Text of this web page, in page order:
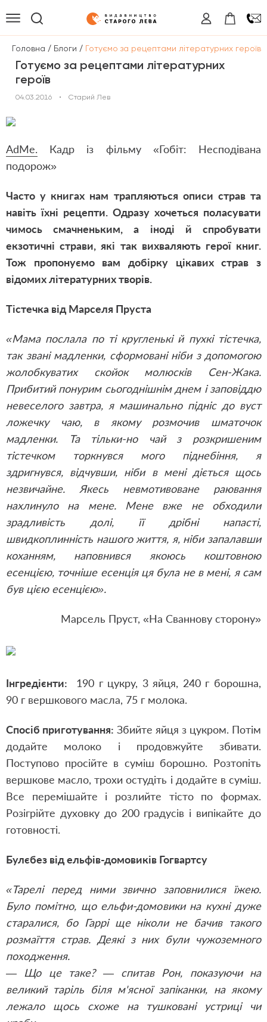
Головна / Блоги / Готуємо за рецептами літературних героїв
Готуємо за рецептами літературних
героїв
04.03.2016 • Старий Лев
AdMe. Кадр із фільму «Гобіт: Несподівана
подорож»
Часто у книгах нам трапляються описи страв та
навіть їхні рецепти. Одразу хочеться поласувати
чимось смачненьким, а іноді й спробувати
екзотичні страви, які так вихваляють герої книг.
Тож пропонуємо вам добірку цікавих страв з
відомих літературних творів.
Тістечка від Марселя Пруста
«Мама послала по ті кругленькі й пухкі тістечка,
так звані мадленки, сформовані ніби з допомогою
жолобкуватих скойок молюсків Сен-Жака.
Прибитий понурим сьогоднішнім днем і заповіддю
невеселого завтра, я машинально підніс до вуст
ложечку чаю, в якому розмочив шматочок
мадленки. Та тільки-но чай з розкришеним
тістечком торкнувся мого піднебіння, я
здригнувся, відчувши, ніби в мені діється щось
незвичайне. Якесь невмотивоване раювання
нахлинуло на мене. Мене вже не обходили
зрадливість долі, її дрібні напасті,
швидкоплинність нашого життя, я, ніби запалавши
коханням, наповнився якоюсь коштовною
есенцією, точніше есенція ця була не в мені, я сам
був цією есенцією».
Марсель Пруст, «На Сваннову сторону»
Інгредієнти: 190 г цукру, 3 яйця, 240 г борошна,
90 г вершкового масла, 75 г молока.
Спосіб приготування: Збийте яйця з цукром. Потім
додайте молоко і продовжуйте збивати.
Поступово просійте в суміш борошно. Розтопіть
вершкове масло, трохи остудіть і додайте в суміш.
Все перемішайте і розлийте тісто по формах.
Розігрійте духовку до 200 градусів і випікайте до
готовності.
Булєбез від ельфів-домовиків Гогвартсу
«Тарелі перед ними звично заповнилися їжею.
Було помітно, що ельфи-домовики на кухні дуже
старалися, бо Гаррі ще ніколи не бачив такого
розмаїття страв. Деякі з них були чужоземного
походження.
— Що це таке? — спитав Рон, показуючи на
великий таріль біля м'ясної запіканки, на якому
лежало щось схоже на тушковані устриці чи